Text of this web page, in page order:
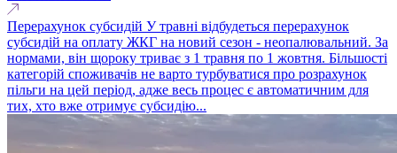
Перерахунок субсидій У травні відбудеться перерахунок
субсидій на оплату ЖКГ на новий сезон - неопалювальний. За
нормами, він щороку триває з 1 травня по 1 жовтня. Більшості
категорій споживачів не варто турбуватися про розрахунок
пільги на цей період, адже весь процес є автоматичним для
тих, хто вже отримує субсидію...